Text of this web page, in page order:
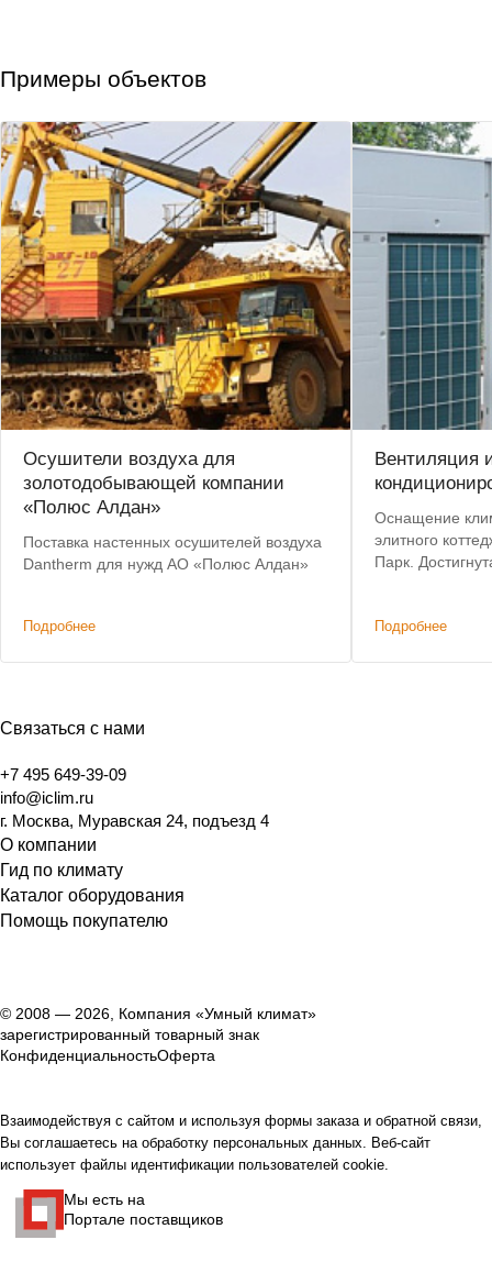
Примеры объектов
Осушители воздуха для
золотодобывающей компании
«Полюс Алдан»
Поставка настенных осушителей воздуха
Dantherm для нужд АО «Полюс Алдан»
Подробнее
Вентиляция
Оснащение
элитного
Парк.
Подробнее
Связаться с нами
+7 495 649-39-09
info@iclim.ru
г. Москва, Муравская 24, подъезд 4
О компании
Гид по климату
Каталог оборудования
Помощь покупателю
© 2008 — 2026, Компания «Умный климат»
зарегистрированный товарный знак
КонфиденциальностьОферта
Взаимодействуя с сайтом и используя формы заказа и обратной связи,
Вы соглашаетесь на обработку персональных данных. Веб-сайт
использует файлы идентификации пользователей cookie.
Мы есть на
Портале поставщиков